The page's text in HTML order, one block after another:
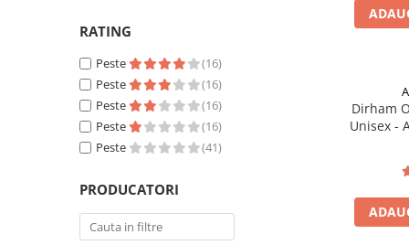
RATING
Peste
(16)
Peste
(16)
Peste
(16)
Peste
(16)
Peste
(41)
PRODUCATORI
Dirham
Unisex -